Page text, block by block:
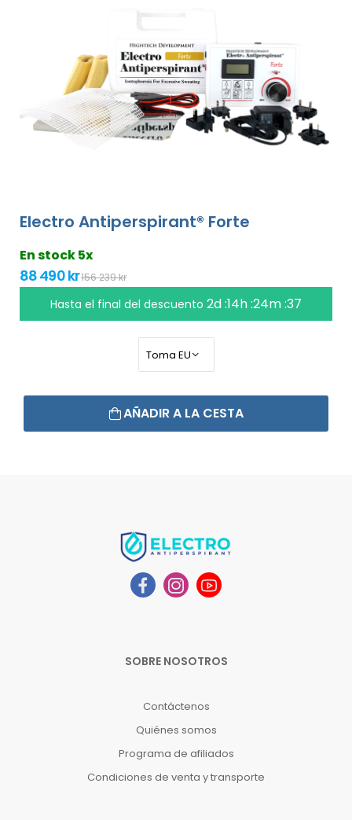
Electro Antiperspirant® Forte
En stock 5x
88 490 kr156 239 kr
Hasta el final del descuento 2d :14h :24m :36
AÑADIR A LA CESTA
SOBRE NOSOTROS
Contáctenos
Quiénes somos
Programa de afiliados
Condiciones de venta y transporte